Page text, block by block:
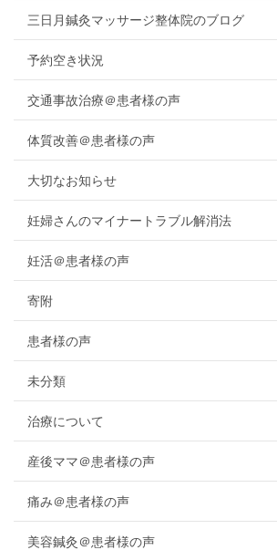
三日月鍼灸マッサージ整体院のブログ
予約空き状況
交通事故治療＠患者様の声
体質改善＠患者様の声
大切なお知らせ
妊婦さんのマイナートラブル解消法
妊活＠患者様の声
寄附
患者様の声
未分類
治療について
産後ママ＠患者様の声
痛み＠患者様の声
美容鍼灸＠患者様の声